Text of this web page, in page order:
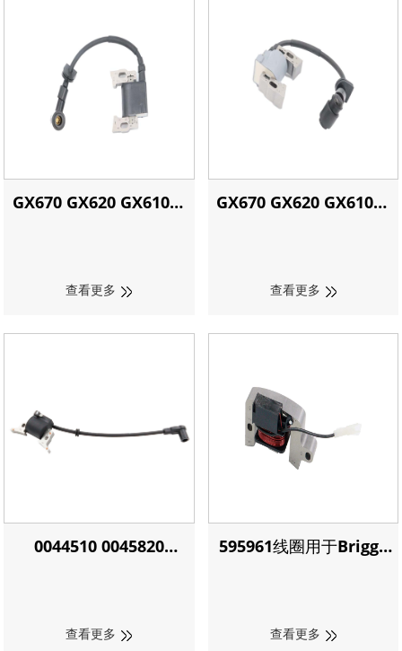
GX670 GX620 GX610点
查看更多
GX670 GX620 GX610点
查看更多
0044510 0045820
查看更多
595961线圈用于Briggs
查看更多